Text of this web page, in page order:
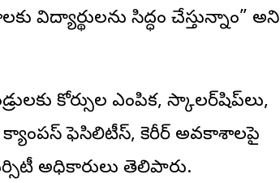
సిద్ధం చేస్తున్నాం” అని
కోర్సుల ఎంపిక, స్కాలర్‌షిప్‌లు,
ఫెసిలిటీస్, కెరీర్ అవకాశాలపై
అధికారులు తెలిపారు.